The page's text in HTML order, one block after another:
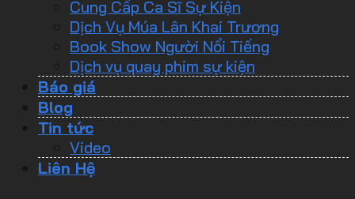
Cung Cấp Ca Sĩ Sự Kiện
Dịch Vụ Múa Lân Khai Trương
Book Show Người Nổi Tiếng
Dịch vụ quay phim sự kiện
Báo giá
Blog
Tin tức
Video
Liên Hệ